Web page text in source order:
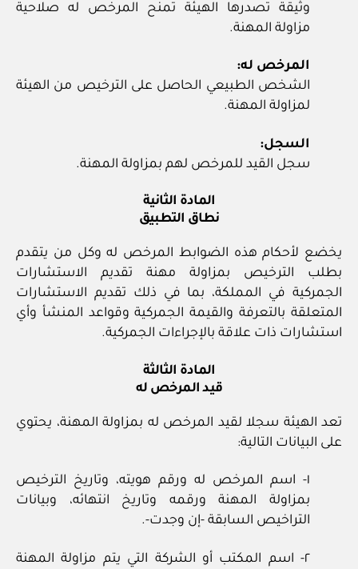
وثيقة تصدرها الهيئة تمنح المرخص له صلاحية
مزاولة المهنة.
المرخص له:
الشخص الطبيعي الحاصل على الترخيص من الهيئة
لمزاولة المهنة.
السجل:
سجل القيد للمرخص لهم بمزاولة المهنة.
المادة الثانية
نطاق التطبيق
يخضع لأحكام هذه الضوابط المرخص له وكل من يتقدم
بطلب الترخيص بمزاولة مهنة تقديم الاستشارات
الجمركية في المملكة، بما في ذلك تقديم الاستشارات
المتعلقة بالتعرفة والقيمة الجمركية وقواعد المنشأ وأي
استشارات ذات علاقة بالإجراءات الجمركية.
المادة الثالثة
قيد المرخص له
تعد الهيئة سجلا لقيد المرخص له بمزاولة المهنة، يحتوي
على البيانات التالية:
١‏- اسم المرخص له ورقم هويته، وتاريخ الترخيص
بمزاولة المهنة ورقمه وتاريخ انتهائه، وبيانات
التراخيص السابقة ‏-إن وجدت‏-.
٢‏- اسم المكتب أو الشركة التي يتم مزاولة المهنة